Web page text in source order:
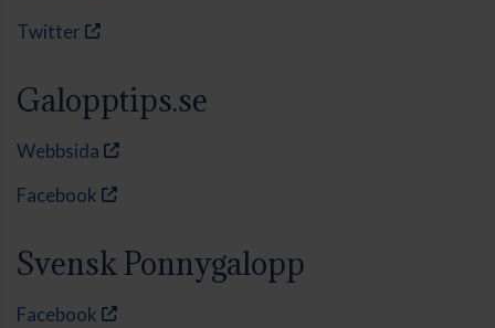
Twitter
Galopptips.se
Webbsida
Facebook
Svensk Ponnygalopp
Facebook